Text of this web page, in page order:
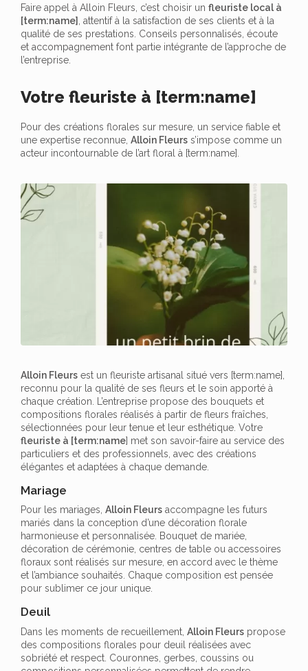
Faire appel à Alloin Fleurs, c’est choisir un fleuriste local à
[term:name]
, attentif à la satisfaction de ses clients et à la
qualité de ses prestations. Conseils personnalisés, écoute
et accompagnement font partie intégrante de l’approche de
l’entreprise.
Votre fleuriste à [term:name]
Pour des créations florales sur mesure, un service fiable et
une expertise reconnue, Alloin Fleurs s’impose comme un
acteur incontournable de l’art floral à [term:name].
Alloin Fleurs est un fleuriste artisanal situé vers [term:name],
reconnu pour la qualité de ses fleurs et le soin apporté à
chaque création. L’entreprise propose des bouquets et
compositions florales réalisés à partir de fleurs fraîches,
sélectionnées pour leur tenue et leur esthétique. Votre
fleuriste à [term:name] met son savoir-faire au service des
particuliers et des professionnels, avec des créations
élégantes et adaptées à chaque demande.
Mariage
Pour les mariages, Alloin Fleurs accompagne les futurs
mariés dans la conception d’une décoration florale
harmonieuse et personnalisée. Bouquet de mariée,
décoration de cérémonie, centres de table ou accessoires
floraux sont réalisés sur mesure, en accord avec le thème
et l’ambiance souhaités. Chaque composition est pensée
pour sublimer ce jour unique.
Deuil
Dans les moments de recueillement, Alloin Fleurs propose
des compositions florales pour deuil réalisées avec
sobriété et respect. Couronnes, gerbes, coussins ou